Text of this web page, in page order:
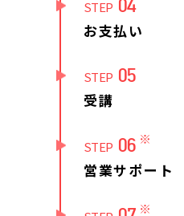
STEP 04
お支払い
STEP 05
受講
STEP 06 ※
営業サポート
※